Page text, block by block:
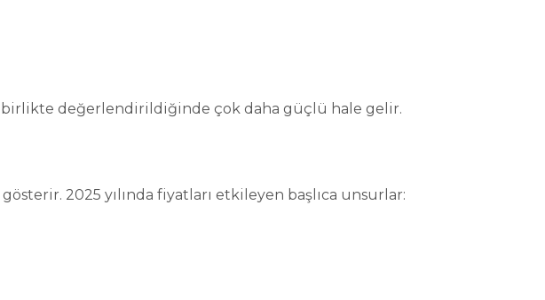
değerlendirildiğinde çok daha güçlü hale gelir.
2025 yılında fiyatları etkileyen başlıca unsurlar: